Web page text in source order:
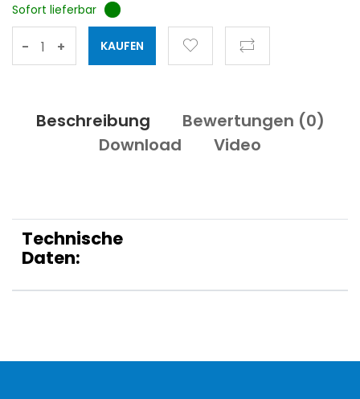
Sofort lieferbar
- +
Beschreibung Bewertungen (0)
Download
Video
Technische
Daten: